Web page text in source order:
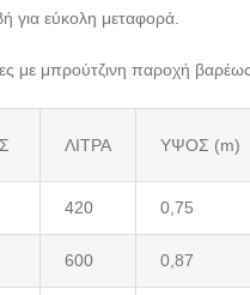
για εύκολη μεταφορά.
με μπρούτζινη παροχή
ΛΙΤΡΑ ΥΨΟΣ (m)
420 0,75
600 0,87